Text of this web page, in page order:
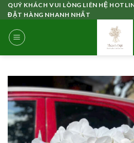
Skip
to
content
QUÝ KHÁCH VUI LÒNG LIÊN HỆ
ĐẶT HÀNG NHANH NHẤT